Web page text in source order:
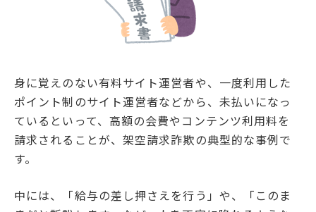
身に覚えのない有料サイト運営者や、一度利用した
ポイント制のサイト運営者などから、未払いになっ
ているといって、高額の会費やコンテンツ利用料を
請求されることが、架空請求詐欺の典型的な事例で
す。
中には、「給与の差し押さえを行う」や、「このま